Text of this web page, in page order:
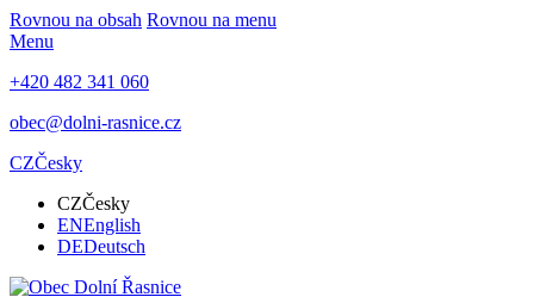
Rovnou na obsah Rovnou na menu
Menu
+420 482 341 060
obec@dolni-rasnice.cz
CZČesky
CZČesky
ENEnglish
DEDeutsch